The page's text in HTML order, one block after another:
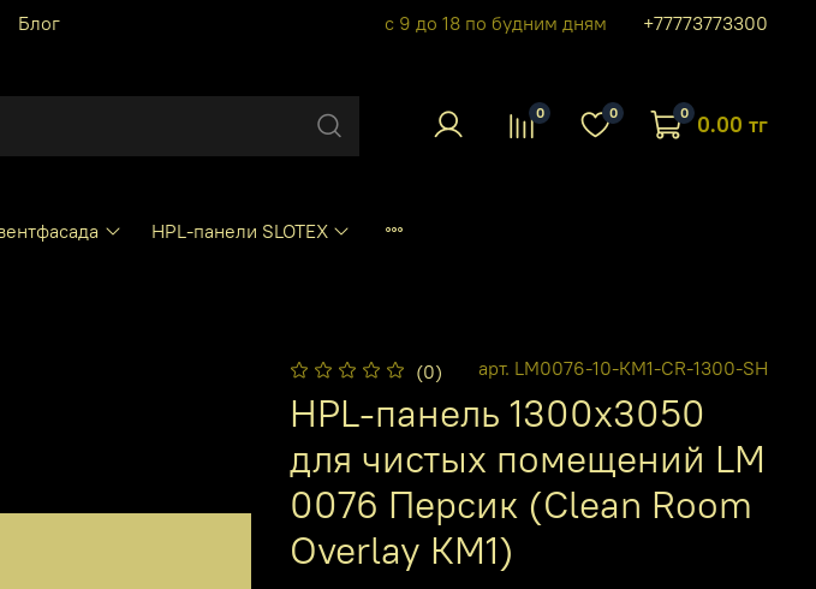
Блог с 9 до 18 по будним дням +77773773300
0 0 0 0.00 тг
HPL-панели SLOTEX
(0) арт. LM0076-10-КМ1-CR-1300-SH
HPL-панель 1300х3050
для чистых помещений LM
0076 Персик (Clean Room
Overlay КМ1)